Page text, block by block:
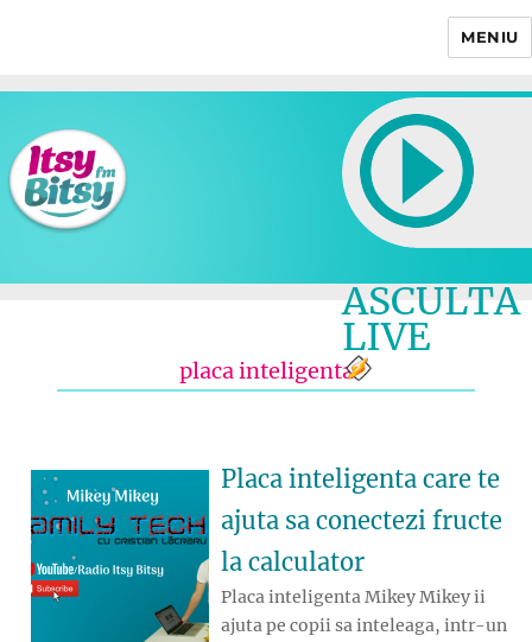
MENIU
ASCULTA
LIVE
placa inteligenta
Placa inteligenta care te
ajuta sa conectezi fructe
la calculator
Placa inteligenta Mikey Mikey ii
ajuta pe copii sa inteleaga, intr-un